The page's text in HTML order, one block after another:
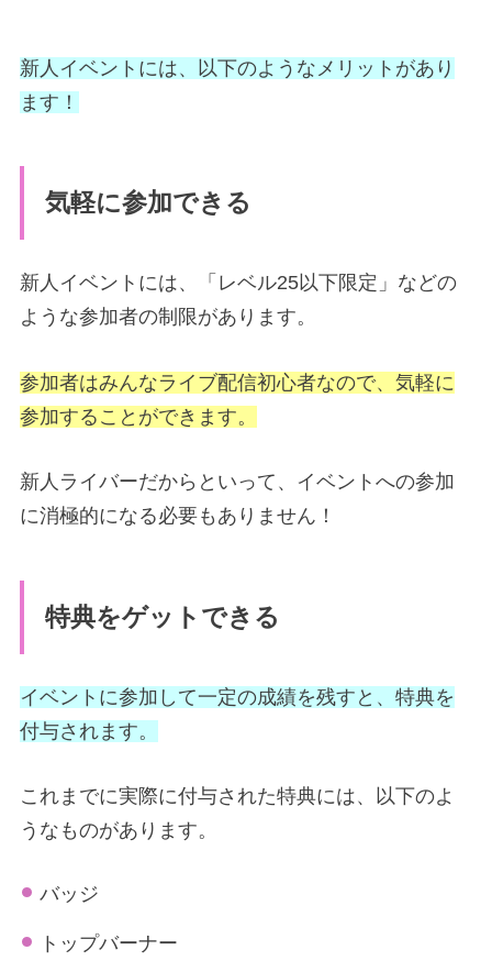
新人イベントには、以下のようなメリットがあり
ます！
気軽に参加できる
新人イベントには、「レベル25以下限定」などの
ような参加者の制限があります。
参加者はみんなライブ配信初心者なので、気軽に
参加することができます。
新人ライバーだからといって、イベントへの参加
に消極的になる必要もありません！
特典をゲットできる
イベントに参加して一定の成績を残すと、特典を
付与されます。
これまでに実際に付与された特典には、以下のよ
うなものがあります。
バッジ
トップバーナー